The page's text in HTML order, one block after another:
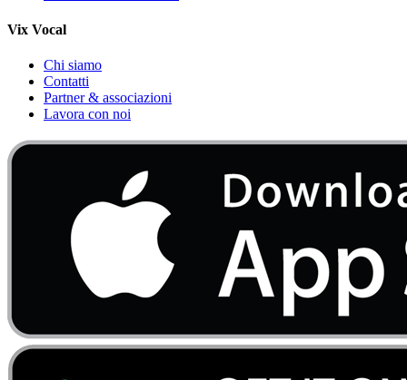
Vix Vocal
Chi siamo
Contatti
Partner & associazioni
Lavora con noi